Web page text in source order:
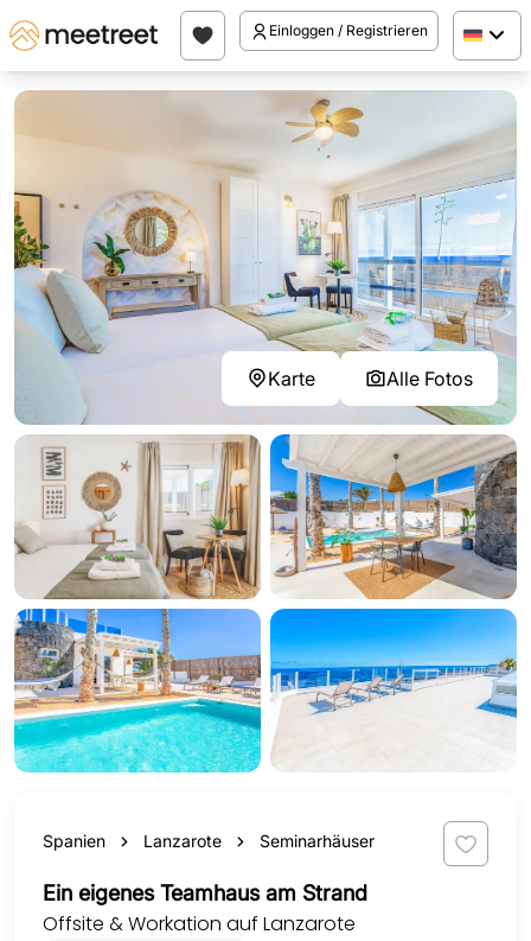
Einloggen / Registrieren
Karte Alle Fotos
Spanien Lanzarote Seminarhäuser
Ein eigenes Teamhaus am Strand
Offsite & Workation auf Lanzarote